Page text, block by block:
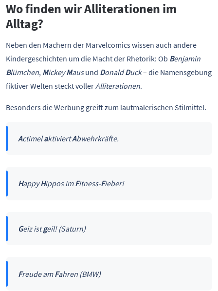
Wo finden wir Alliterationen im
Alltag?
Neben den Machern der Marvelcomics wissen auch andere
Kindergeschichten um die Macht der Rhetorik: Ob Benjamin
Blümchen, MickeyMausund DonaldDuck– die Namensgebung
fiktiver Welten steckt vollerAlliterationen.
Besonders die Werbung greift zum lautmalerischen Stilmittel.
ActimelaktiviertAbwehrkräfte.
HappyHippos imFitness-Fieber!
Geiz istgeil! (Saturn)
Freude amFahren (BMW)